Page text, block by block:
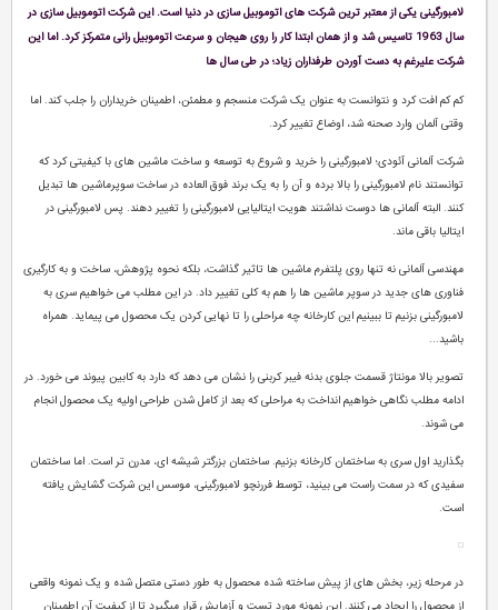
لامبورگینی یکی از معتبر ترین شرکت های اتوموبیل سازی در دنیا است. این شرکت اتوموبیل سازی در
سال 1963 تاسیس شد و از همان ابتدا کار را روی هیجان و سرعت اتوموبیل رانی متمرکز کرد. اما این
شرکت علیرغم به دست آوردن طرفداران زیاد؛ در طی سال ها
کم کم افت کرد و نتوانست به عنوان یک شرکت منسجم و مطمئن، اطمینان خریداران را جلب کند. اما
وقتی آلمان وارد صحنه شد، اوضاع تغییر کرد.
شرکت آلمانی آئودی؛ لامبورگینی را خرید و شروع به توسعه و ساخت ماشین های با کیفیتی کرد که
توانستند نام لامبورگینی را بالا برده و آن را به یک برند فوق العاده در ساخت سوپرماشین ها تبدیل
کنند. البته آلمانی ها دوست نداشتند هویت ایتالیایی لامبورگینی را تغییر دهند. پس لامبورگینی در
ایتالیا باقی ماند.
مهندسی آلمانی نه تنها روی پلتفرم ماشین ها تاثیر گذاشت، بلکه نحوه پژوهش، ساخت و به کارگیری
فناوری های جدید در سوپر ماشین ها را هم به کلی تغییر داد. در این مطلب می خواهیم سری به
لامبورگینی بزنیم تا ببینیم این کارخانه چه مراحلی را تا نهایی کردن یک محصول می پیماید. همراه
باشید...
تصویر بالا مونتاژ قسمت جلوی بدنه فیبر کربنی را نشان می دهد که دارد به کابین پیوند می خورد. در
ادامه مطلب نگاهی خواهیم انداخت به مراحلی که بعد از کامل شدن طراحی اولیه یک محصول انجام
می شوند.
بگذارید اول سری به ساختمان کارخانه بزنیم. ساختمان بزرگتر شیشه ای، مدرن تر است. اما ساختمان
سفیدی که در سمت راست می بینید، توسط فررنچو لامبورگینی، موسس این شرکت گشایش یافته
است.
در مرحله زیر، بخش های از پیش ساخته شده محصول به طور دستی متصل شده و یک نمونه واقعی